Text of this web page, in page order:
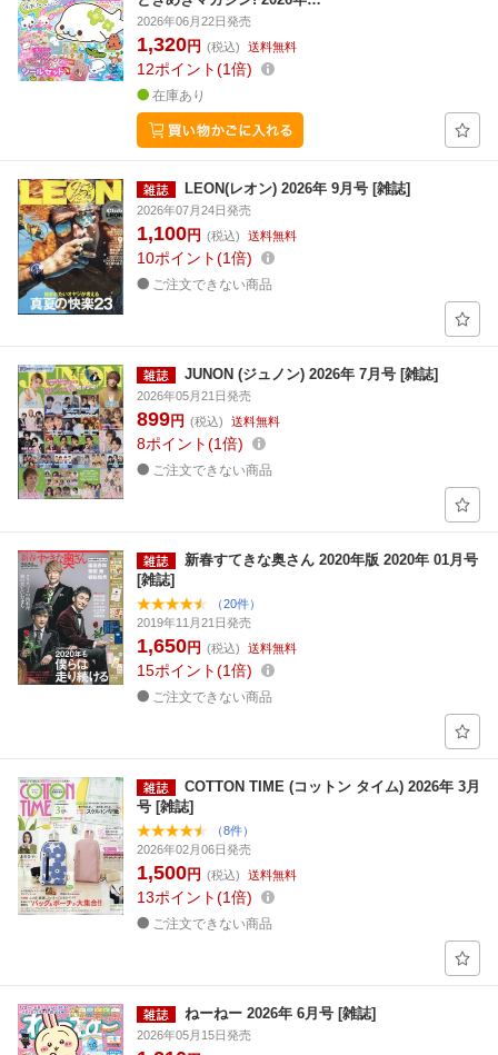
2026年06月22日発売
1,320円 (税込) 送料無料
12ポイント 1倍
在庫あり
LEON(レオン) 2026年 9月号 [雑誌]
2026年07月24日発売
1,100円 (税込) 送料無料
10ポイント 1倍
ご注文できない商品
JUNON (ジュノン) 2026年 7月号 [雑誌]
2026年05月21日発売
899円 (税込) 送料無料
8ポイント 1倍
ご注文できない商品
新春すてきな奥さん 2020年版 2020年 01月号
[雑誌]
（20件）
2019年11月21日発売
1,650円 (税込) 送料無料
15ポイント 1倍
ご注文できない商品
COTTON TIME (コットン タイム) 2026年 3月
号 [雑誌]
（8件）
2026年02月06日発売
1,500円 (税込) 送料無料
13ポイント 1倍
ご注文できない商品
ねーねー 2026年 6月号 [雑誌]
2026年05月15日発売